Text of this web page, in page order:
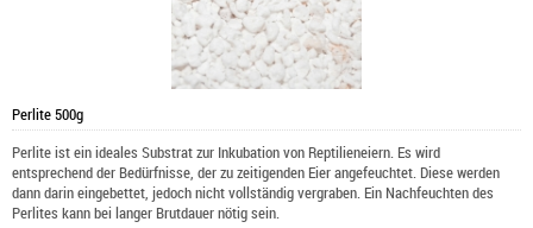
Perlite 500g
Perlite ist ein ideales Substrat zur Inkubation von Reptilieneiern. Es wird
entsprechend der Bedürfnisse, der zu zeitigenden Eier angefeuchtet. Diese werden
dann darin eingebettet, jedoch nicht vollständig vergraben. Ein Nachfeuchten des
Perlites kann bei langer Brutdauer nötig sein.